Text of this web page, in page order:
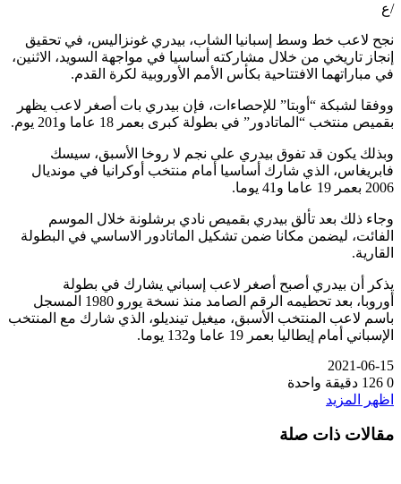
/ع
نجح لاعب خط وسط إسبانيا الشاب، بيدري غونزاليس، في تحقيق
إنجاز تاريخي من خلال مشاركته أساسيا في مواجهة السويد، الاثنين،
في مباراتهما الافتتاحية بكأس الأمم الأوروبية لكرة القدم.
ووفقا لشبكة “أوبتا” للإحصاءات، فإن بيدري بات أصغر لاعب يظهر
بقميص منتخب “الماتادور” في بطولة كبرى بعمر 18 عاما و201 يوم.
وبذلك يكون قد تفوق بيدري على نجم لا روخا الأسبق، سيسك
فابريغاس، الذي شارك أساسيا أمام منتخب أوكرانيا في مونديال
2006 بعمر 19 عاما و41 يوما.
وجاء ذلك بعد تألق بيدري بقميص نادي برشلونة خلال الموسم
الفائت، ليضمن مكانا ضمن تشكيل الماتادور الاساسي في البطولة
القارية.
يذكر أن بيدري أصبح أصغر لاعب إسباني يشارك في بطولة
أوروبا، بعد تحطيمه الرقم الصامد منذ نسخة يورو 1980 المسجل
باسم لاعب المنتخب الأسبق، ميغيل تينديلو، الذي شارك مع المنتخب
الإسباني أمام إيطاليا بعمر 19 عاما و132 يوما.
2021-06-15
0
دقيقة واحدة
اظهر المزيد
مقالات ذات صلة